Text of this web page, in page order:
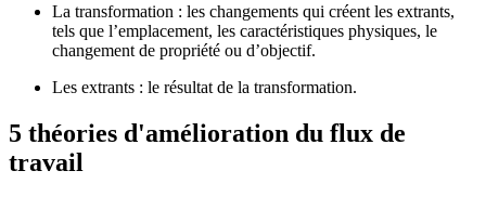
La transformation : les changements qui créent les extrants,
tels que l’emplacement, les caractéristiques physiques, le
changement de propriété ou d’objectif.
Les extrants : le résultat de la transformation.
5 théories d'amélioration du flux de
travail